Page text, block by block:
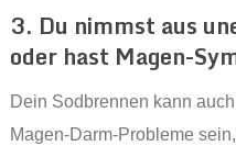
3. Du nimmst aus
oder hast Magen-
Dein Sodbrennen kann
Magen-Darm-Probleme